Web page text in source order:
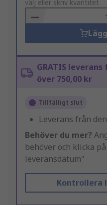
to
Basket
välj eller skriv kvantitet
GRATIS
över 750,00 kr
Tillfälligt slut
Leverans från den
Behöver du mer?
behöver och klicka
leveransdatum"
Kontrollera